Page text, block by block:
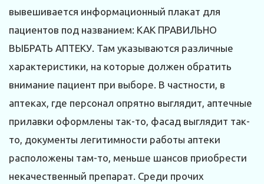
вывешивается информационный плакат для
пациентов под названием: КАК ПРАВИЛЬНО
ВЫБРАТЬ АПТЕКУ. Там указываются различные
характеристики, на которые должен обратить
внимание пациент при выборе. В частности, в
аптеках, где персонал опрятно выглядит, аптечные
прилавки оформлены так-то, фасад выглядит так-
то, документы легитимности работы аптеки
расположены там-то, меньше шансов приобрести
некачественный препарат. Среди прочих